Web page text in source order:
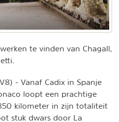
te vinden van Chagall,
- Vanaf Cadix in Spanje
loopt een prachtige
kilometer in zijn totaliteit
stuk dwars door La